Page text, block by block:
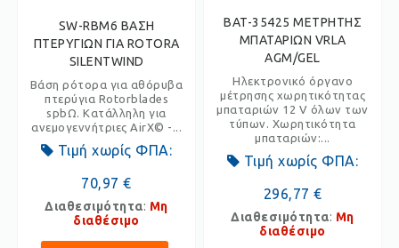
SW-RBM6 ΒΑΣΗ
ΠΤΕΡΥΓΙΩΝ ΓΙΑ ROTORA
SILENTWIND
Βάση ρότορα για αθόρυβα
πτερύγια Rotorblades
spbΩ. Κατάλληλη για
ανεμογεννήτριες AirX© -...
Τιμή χωρίς ΦΠΑ:
70,97 €
Διαθεσιμότητα: Μη
διαθέσιμο
BAT-35425 ΜΕΤΡΗΤΗΣ
ΜΠΑΤΑΡΙΩΝ VRLA
AGM/GEL
Ηλεκτρονικό όργανο
μέτρησης χωρητικότητας
μπαταριών 12 V όλων των
τύπων. Χωρητικότητα
μπαταριών:...
Τιμή χωρίς ΦΠΑ:
296,77 €
Διαθεσιμότητα: Μη
διαθέσιμο